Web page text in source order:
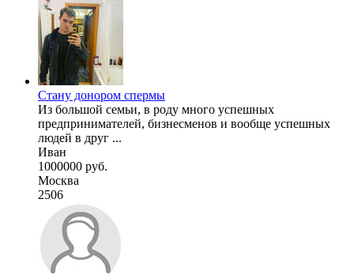
Стану донором спермы
Из большой семьи, в роду много успешных
предпринимателей, бизнесменов и вообще успешных
людей в друг ...
Иван
1000000 руб.
Москва
2506